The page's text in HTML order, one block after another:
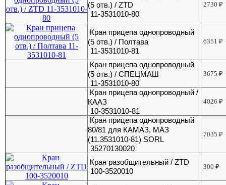
(5 отв.) / ZTD
11-3531010-80
2730₽
Кран прицепа однопроводный
(5 отв.) / Полтава
11-3531010-81
6351₽
Кран прицепа однопроводный
(5 отв.) / СПЕЦМАШ
11-3531010-80
3675₽
Кран прицепа однопроводный /
КААЗ
10-3531010-81
4026₽
Кран прицепа однопроводный
80/81 для КАМАЗ, МАЗ
(11.3531010-81) SORL
35270130020
7035₽
Кран разобщительный / ZTD
100-3520010
300₽